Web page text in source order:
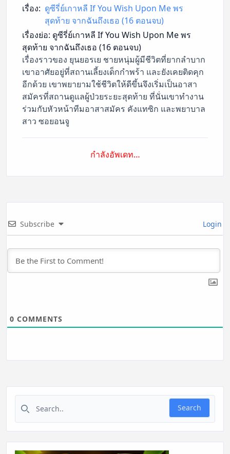
เรื่อง: ดูซีรี่ย์เกาหลี If You Wish Upon Me พร
สุดท้าย จากฉันถึงเธอ (16 ตอนจบ)
เรื่องย่อ: ดูซีรี่ย์เกาหลี If You Wish Upon Me พร
สุดท้าย จากฉันถึงเธอ (16 ตอนจบ)
เรื่องราวของ ยุนยอรเย ชายหนุ่มผู้มีชีวิตที่ยากลำบาก
เขาอาศัยอยู่ที่สถานเลี้ยงเด็กกำพร้า และยังเคยติดคุก
อีกด้วย เขาพยายามใช้ชีวิตให้ดีขึ้นจึงเริ่มเป็นอาสา
สมัครที่สถานดูแลผู้ป่วยระยะสุดท้าย ที่นั่นเขาทำงาน
ร่วมกับหัวหน้าทีมอาสาสมัคร คังแทซิก และพยาบาล
สาว ซอยอนจู
กำลังอัพเดท…
Subscribe Login
0 COMMENTS
Search for:
Search